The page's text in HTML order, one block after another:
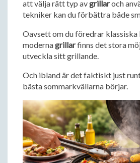
att välja rätt typ avgrillaroch
tekniker kan du förbättra både
Oavsett om du föredrar
modernagrillarfinns det stora
utveckla sitt grillande.
Och ibland är det faktiskt just
bästa sommarkvällarna börjar.